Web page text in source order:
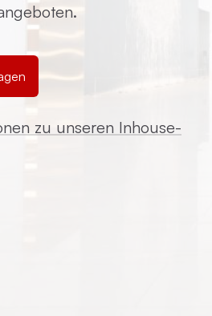
zu unseren Inhouse-